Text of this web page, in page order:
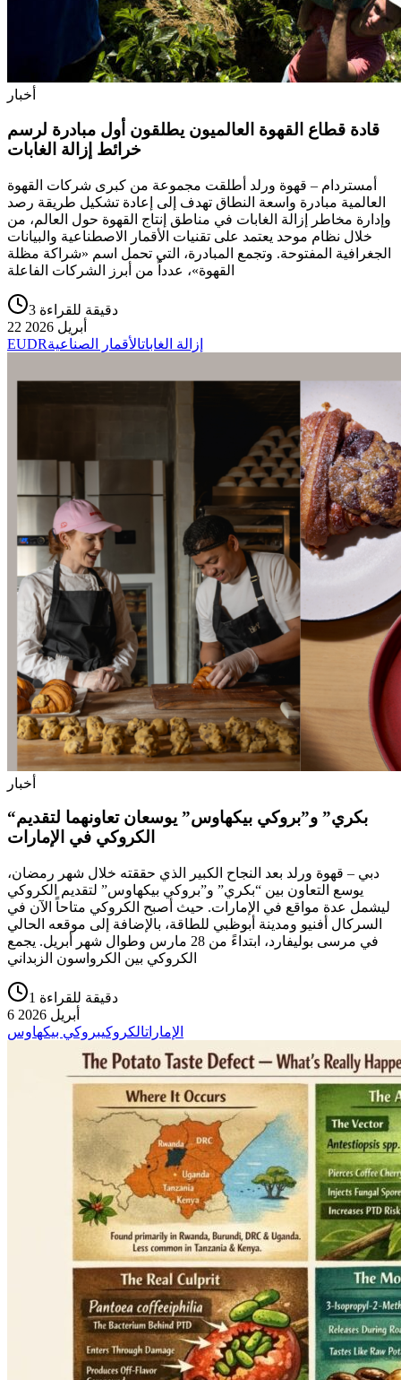
أخبار
قادة قطاع القهوة العالميون يطلقون أول مبادرة لرسم
خرائط إزالة الغابات
أمستردام – قهوة ورلد أطلقت مجموعة من كبرى شركات القهوة
العالمية مبادرة واسعة النطاق تهدف إلى إعادة تشكيل طريقة رصد
وإدارة مخاطر إزالة الغابات في مناطق إنتاج القهوة حول العالم، من
خلال نظام موحد يعتمد على تقنيات الأقمار الاصطناعية والبيانات
الجغرافية المفتوحة. وتجمع المبادرة، التي تحمل اسم «شراكة مظلة
القهوة»، عدداً من أبرز الشركات الفاعلة
3 دقيقة للقراءة
22 أبريل 2026
EUDR
إزالة الغاباتالأقمار الصناعية
أخبار
“بكري” و”بروكي بيكهاوس” يوسعان تعاونهما لتقديم
الكروكي في الإمارات
دبي – قهوة ورلد بعد النجاح الكبير الذي حققته خلال شهر رمضان،
يوسع التعاون بين “بكري” و”بروكي بيكهاوس” لتقديم الكروكي
ليشمل عدة مواقع في الإمارات. حيث أصبح الكروكي متاحاً الآن في
السركال أفنيو ومدينة أبوظبي للطاقة، بالإضافة إلى موقعه الحالي
في مرسى بوليفارد، ابتداءً من 28 مارس وطوال شهر أبريل. يجمع
الكروكي بين الكرواسون الزبداني
1 دقيقة للقراءة
6 أبريل 2026
الإماراتالكروكيبروكي بيكهاوس